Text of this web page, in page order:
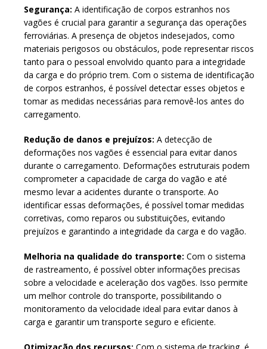
Segurança: A identificação de corpos estranhos nos
vagões é crucial para garantir a segurança das operações
ferroviárias. A presença de objetos indesejados, como
materiais perigosos ou obstáculos, pode representar riscos
tanto para o pessoal envolvido quanto para a integridade
da carga e do próprio trem. Com o sistema de identificação
de corpos estranhos, é possível detectar esses objetos e
tomar as medidas necessárias para removê-los antes do
carregamento.
Redução de danos e prejuízos: A detecção de
deformações nos vagões é essencial para evitar danos
durante o carregamento. Deformações estruturais podem
comprometer a capacidade de carga do vagão e até
mesmo levar a acidentes durante o transporte. Ao
identificar essas deformações, é possível tomar medidas
corretivas, como reparos ou substituições, evitando
prejuízos e garantindo a integridade da carga e do vagão.
Melhoria na qualidade do transporte: Com o sistema
de rastreamento, é possível obter informações precisas
sobre a velocidade e aceleração dos vagões. Isso permite
um melhor controle do transporte, possibilitando o
monitoramento da velocidade ideal para evitar danos à
carga e garantir um transporte seguro e eficiente.